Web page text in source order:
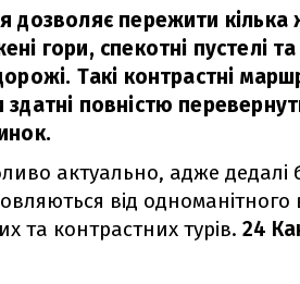
дозволяє пережити кілька
гори, спекотні пустелі
Такі контрастні
здатні повністю
актуально, адже дедалі
від
та контрастних турів. 24